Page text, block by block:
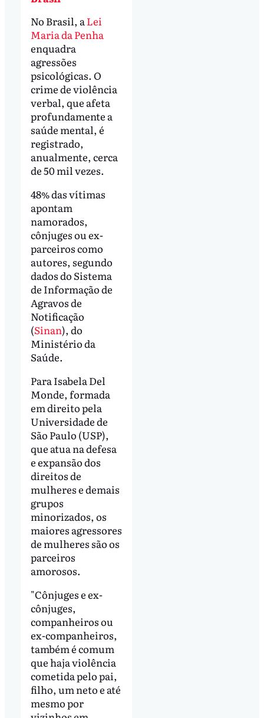
No Brasil, aLei
Maria da Penha
enquadra
agressões
psicológicas. O
crime de violência
verbal, que afeta
profundamente a
saúde mental, é
registrado,
anualmente, cerca
de 50 mil vezes.
48% das vítimas
apontam
namorados,
cônjuges ou ex-
parceiros como
autores, segundo
dados do Sistema
de Informação de
Agravos de
Notificação
(Sinan), do
Ministério da
Saúde.
Para Isabela Del
Monde, formada
em direito pela
Universidade de
São Paulo (USP),
que atua na defesa
e expansão dos
direitos de
mulheres e demais
grupos
minorizados, os
maiores agressores
de mulheres são os
parceiros
amorosos.
"Cônjuges e ex-
cônjuges,
companheiros ou
ex-companheiros,
também é comum
que haja violência
cometida pelo pai,
filho, um neto e até
mesmo por